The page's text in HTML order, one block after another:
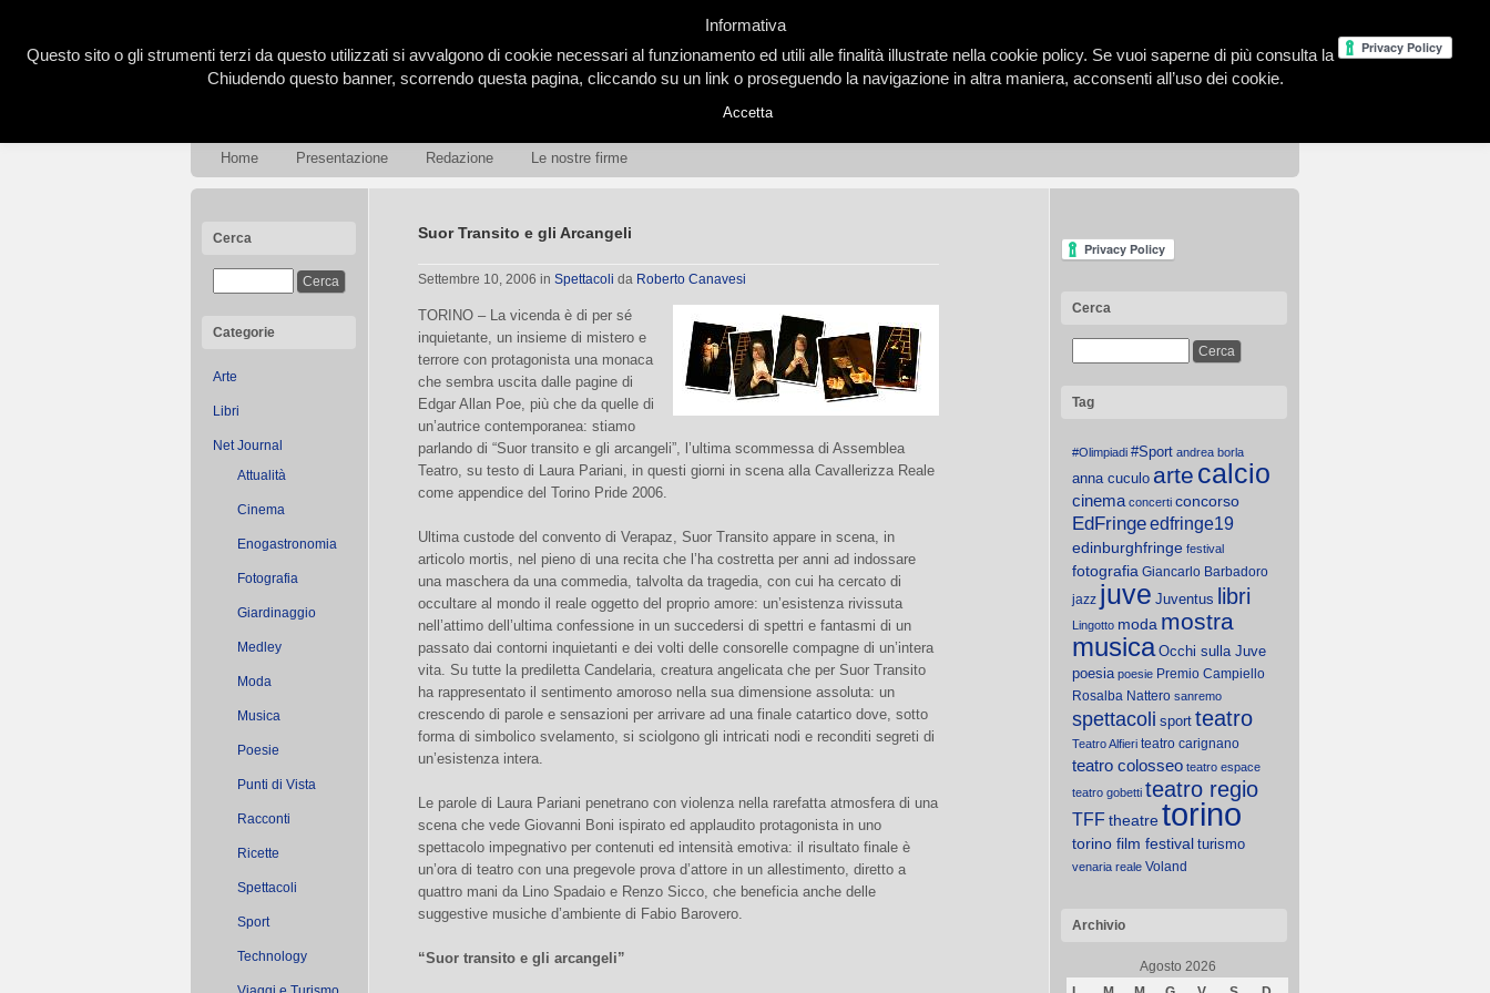
Home Presentazione Redazione Le nostre firme
Cerca
Categorie
Arte
Libri
Net Journal
Attualità
Cinema
Enogastronomia
Fotografia
Giardinaggio
Medley
Moda
Musica
Poesie
Punti di Vista
Racconti
Ricette
Spettacoli
Sport
Technology
Suor Transito e gli Arcangeli
Settembre 10, 2006 in Spettacoli da Roberto Canavesi
TORINO – La vicenda è di per sé
inquietante, un insieme di mistero e
terrore con protagonista una monaca
che sembra uscita dalle pagine di
Edgar Allan Poe, più che da quelle di
un’autrice contemporanea: stiamo
parlando di “Suor transito e gli arcangeli”, l’ultima scommessa di Assemblea
Teatro, su testo di Laura Pariani, in questi giorni in scena alla Cavallerizza Reale
come appendice del Torino Pride 2006.
Ultima custode del convento di Verapaz, Suor Transito appare in scena, in
articolo mortis, nel pieno di una recita che l’ha costretta per anni ad indossare
una maschera da una commedia, talvolta da tragedia, con cui ha cercato di
occultare al mondo il reale oggetto del proprio amore: un’esistenza rivissuta
nell’attimo dell’ultima confessione in un succedersi di spettri e fantasmi di un
passato dai contorni inquietanti e dei volti delle consorelle compagne di un’intera
vita. Su tutte la prediletta Candelaria, creatura angelicata che per Suor Transito
ha rappresentato il sentimento amoroso nella sua dimensione assoluta: un
crescendo di parole e sensazioni per arrivare ad una finale catartico dove, sotto
forma di simbolico svelamento, si sciolgono gli intricati nodi e reconditi segreti di
un’esistenza intera.
Le parole di Laura Pariani penetrano con violenza nella rarefatta atmosfera di una
scena che vede Giovanni Boni ispirato ed applaudito protagonista in uno
spettacolo impegnativo per contenuti ed intensità emotiva: il risultato finale è
un’ora di teatro con una pregevole prova d’attore in un allestimento, diretto a
quattro mani da Lino Spadaio e Renzo Sicco, che beneficia anche delle
suggestive musiche d’ambiente di Fabio Barovero.
“Suor transito e gli arcangeli”
Cerca
Tag
#Olimpiadi #Sport andrea borla
anna cuculo arte calcio
cinema concerti concorso
EdFringeedfringe19
edinburghfringe festival
fotografia Giancarlo Barbadoro
jazz juve Juventus libri
Lingotto moda mostra
musica Occhi sulla Juve
poesia poesie Premio Campiello
Rosalba Nattero sanremo
spettacoli sport teatro
Teatro Alfieri teatro carignano
teatro colosseo teatro espace
teatro gobetti teatro regio
TFFtheatretorino
torino film festival turismo
venaria reale Voland
Archivio
Agosto 2026
Informativa
Questo sito o gli strumenti terzi da questo utilizzati si avvalgono di cookie necessari al funzionamento ed utili alle finalità illustrate nella cookie policy. Se vuoi saperne di più consulta la
Chiudendo questo banner, scorrendo questa pagina, cliccando su un link o proseguendo la navigazione in altra maniera, acconsenti all’uso dei cookie.
Accetta